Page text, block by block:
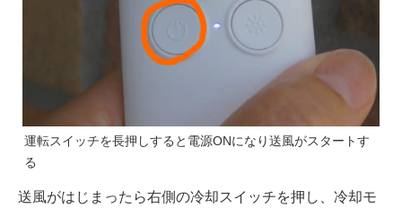
運転スイッチを長押しすると電源ONになり送風がスタートす
る
送風がはじまったら右側の冷却スイッチを押し、冷却モ